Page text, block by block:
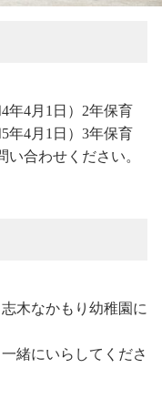
年4月1日）2年保育
年4月1日）3年保育
合わせください。
なかもり幼稚園に
緒にいらしてくださ